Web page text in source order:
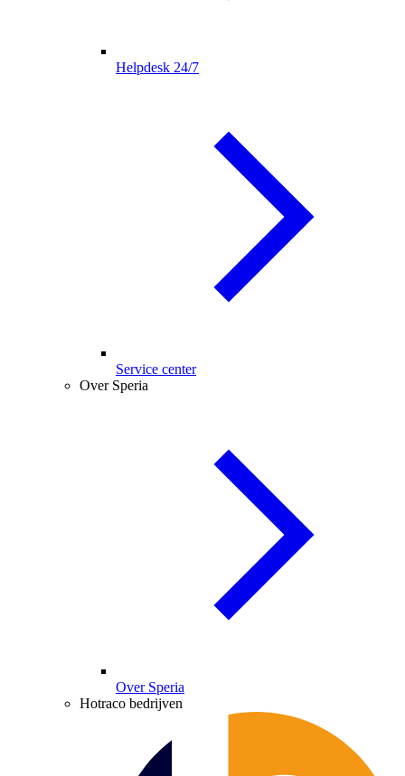
Helpdesk 24/7
Service center
Over Speria
Over Speria
Hotraco bedrijven